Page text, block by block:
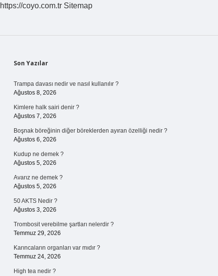
https://coyo.com.tr Sitemap
Sidebar
Son Yazılar
Trampa davası nedir ve nasıl kullanılır ?
Ağustos 8, 2026
Kimlere halk sairi denir ?
Ağustos 7, 2026
Boşnak böreğinin diğer böreklerden ayıran özelliği nedir ?
Ağustos 6, 2026
Kudup ne demek ?
Ağustos 5, 2026
Avarız ne demek ?
Ağustos 5, 2026
50 AKTS Nedir ?
Ağustos 3, 2026
Trombosit verebilme şartları nelerdir ?
Temmuz 29, 2026
Karıncaların organları var mıdır ?
Temmuz 24, 2026
High tea nedir ?